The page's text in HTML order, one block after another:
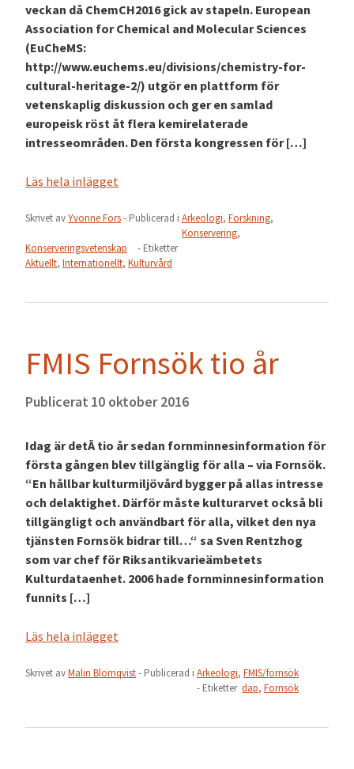
veckan då ChemCH2016 gick av stapeln. European
Association for Chemical and Molecular Sciences
(EuCheMS:
http://www.euchems.eu/divisions/chemistry-for-
cultural-heritage-2/) utgör en plattform för
vetenskaplig diskussion och ger en samlad
europeisk röst åt flera kemirelaterade
intresseområden. Den första kongressen för […]
Läs hela inlägget
Skrivet avYvonne Fors- Publicerad i Arkeologi, Forskning,
Konservering,
Konserveringsvetenskap
- Etiketter
Aktuellt, Internationellt, Kulturvård
FMIS Fornsök tio år
Publicerat 10 oktober 2016
Idag är detÂ tio år sedan fornminnesinformation för
första gången blev tillgänglig för alla – via Fornsök.
“En hållbar kulturmiljövård bygger på allas intresse
och delaktighet. Därför måste kulturarvet också bli
tillgängligt och användbart för alla, vilket den nya
tjänsten Fornsök bidrar till…“ sa Sven Rentzhog
som var chef för Riksantikvarieämbetets
Kulturdataenhet. 2006 hade fornminnesinformation
funnits […]
Läs hela inlägget
Skrivet avMalin Blomqvist- Publicerad i Arkeologi, FMIS/fornsök
- Etiketter dap, Fornsök